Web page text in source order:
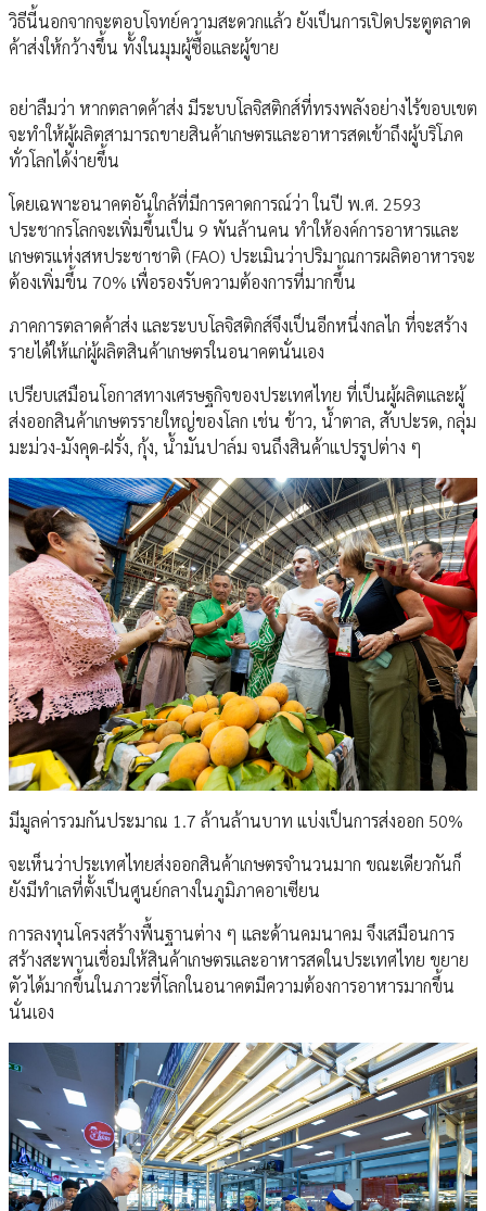
วิธีนี้นอกจากจะตอบโจทย์ความสะดวกแล้ว ยังเป็นการเปิดประตูตลาด
ค้าส่งให้กว้างขึ้น ทั้งในมุมผู้ซื้อและผู้ขาย
อย่าลืมว่า หากตลาดค้าส่ง มีระบบโลจิสติกส์ที่ทรงพลังอย่างไร้ขอบเขต
จะทำให้ผู้ผลิตสามารถขายสินค้าเกษตรและอาหารสดเข้าถึงผู้บริโภค
ทั่วโลกได้ง่ายขึ้น
โดยเฉพาะอนาคตอันใกล้ที่มีการคาดการณ์ว่า ในปี พ.ศ. 2593
ประชากรโลกจะเพิ่มขึ้นเป็น 9 พันล้านคน ทำให้องค์การอาหารและ
เกษตรแห่งสหประชาชาติ (FAO) ประเมินว่าปริมาณการผลิตอาหารจะ
ต้องเพิ่มขึ้น 70% เพื่อรองรับความต้องการที่มากขึ้น
ภาคการตลาดค้าส่ง และระบบโลจิสติกส์จึงเป็นอีกหนึ่งกลไก ที่จะสร้าง
รายได้ให้แก่ผู้ผลิตสินค้าเกษตรในอนาคตนั่นเอง
เปรียบเสมือนโอกาสทางเศรษฐกิจของประเทศไทย ที่เป็นผู้ผลิตและผู้
ส่งออกสินค้าเกษตรรายใหญ่ของโลก เช่น ข้าว, น้ำตาล, สับปะรด, กลุ่ม
มะม่วง-มังคุด-ฝรั่ง, กุ้ง, น้ำมันปาล์ม จนถึงสินค้าแปรรูปต่าง ๆ
มีมูลค่ารวมกันประมาณ 1.7 ล้านล้านบาท แบ่งเป็นการส่งออก 50%
จะเห็นว่าประเทศไทยส่งออกสินค้าเกษตรจำนวนมาก ขณะเดียวกันก็
ยังมีทำเลที่ตั้งเป็นศูนย์กลางในภูมิภาคอาเซียน
การลงทุนโครงสร้างพื้นฐานต่าง ๆ และด้านคมนาคม จึงเสมือนการ
สร้างสะพานเชื่อมให้สินค้าเกษตรและอาหารสดในประเทศไทย ขยาย
ตัวได้มากขึ้นในภาวะที่โลกในอนาคตมีความต้องการอาหารมากขึ้น
นั่นเอง